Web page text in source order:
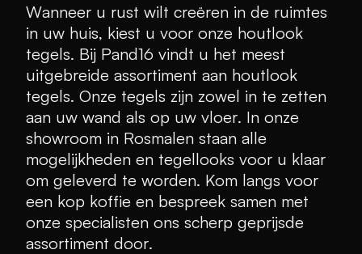
Wanneer u rust wilt creëren in de ruimtes
in uw huis, kiest u voor onze houtlook
tegels. Bij Pand16 vindt u het meest
uitgebreide assortiment aan houtlook
tegels. Onze tegels zijn zowel in te zetten
aan uw wand als op uw vloer. In onze
showroom in Rosmalen staan alle
mogelijkheden en tegellooks voor u klaar
om geleverd te worden. Kom langs voor
een kop koffie en bespreek samen met
onze specialisten ons scherp geprijsde
assortiment door.